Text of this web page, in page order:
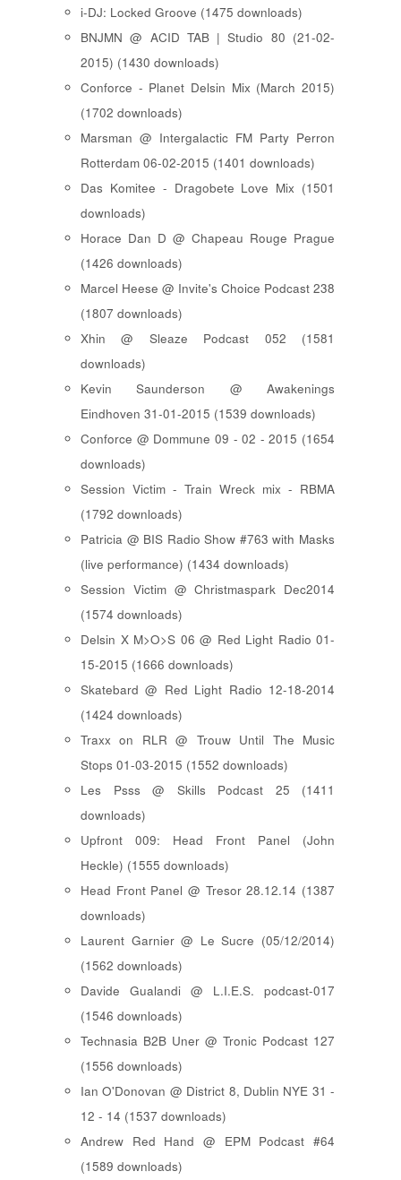
i-DJ: Locked Groove (1475 downloads)
BNJMN @ ACID TAB | Studio 80 (21-02-
2015) (1430 downloads)
Conforce - Planet Delsin Mix (March 2015)
(1702 downloads)
Marsman @ Intergalactic FM Party Perron
Rotterdam 06-02-2015 (1401 downloads)
Das Komitee - Dragobete Love Mix (1501
downloads)
Horace Dan D @ Chapeau Rouge Prague
(1426 downloads)
Marcel Heese @ Invite's Choice Podcast 238
(1807 downloads)
Xhin @ Sleaze Podcast 052 (1581
downloads)
Kevin Saunderson @ Awakenings
Eindhoven 31-01-2015 (1539 downloads)
Conforce @ Dommune 09 - 02 - 2015 (1654
downloads)
Session Victim - Train Wreck mix - RBMA
(1792 downloads)
Patricia @ BIS Radio Show #763 with Masks
(live performance) (1434 downloads)
Session Victim @ Christmaspark Dec2014
(1574 downloads)
Delsin X M>O>S 06 @ Red Light Radio 01-
15-2015 (1666 downloads)
Skatebard @ Red Light Radio 12-18-2014
(1424 downloads)
Traxx on RLR @ Trouw Until The Music
Stops 01-03-2015 (1552 downloads)
Les Psss @ Skills Podcast 25 (1411
downloads)
Upfront 009: Head Front Panel (John
Heckle) (1555 downloads)
Head Front Panel @ Tresor 28.12.14 (1387
downloads)
Laurent Garnier @ Le Sucre (05/12/2014)
(1562 downloads)
Davide Gualandi @ L.I.E.S. podcast-017
(1546 downloads)
Technasia B2B Uner @ Tronic Podcast 127
(1556 downloads)
Ian O'Donovan @ District 8, Dublin NYE 31 -
12 - 14 (1537 downloads)
Andrew Red Hand @ EPM Podcast #64
(1589 downloads)